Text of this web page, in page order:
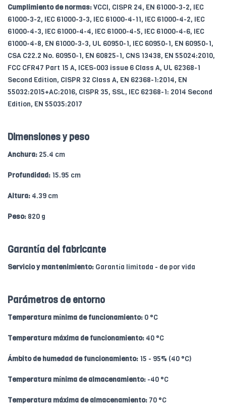
Cumplimiento de normas:VCCI, CISPR 24, EN 61000-3-2, IEC
61000-3-2, IEC 61000-3-3, IEC 61000-4-11, IEC 61000-4-2, IEC
61000-4-3, IEC 61000-4-4, IEC 61000-4-5, IEC 61000-4-6, IEC
61000-4-8, EN 61000-3-3, UL 60950-1, IEC 60950-1, EN 60950-1,
CSA C22.2 No. 60950-1, EN 60825-1, CNS 13438, EN 55024:2010,
FCC CFR47 Part 15 A, ICES-003 issue 6 Class A, UL 62368-1
Second Edition, CISPR 32 Class A, EN 62368-1:2014, EN
55032:2015+AC:2016, CISPR 35, SSL, IEC 62368-1: 2014 Second
Edition, EN 55035:2017
Dimensiones y peso
Anchura: 25.4 cm
Profundidad: 15.95 cm
Altura: 4.39 cm
Peso: 820 g
Garantía del fabricante
Servicio y mantenimiento: Garantía limitada - de por vida
Parámetros de entorno
Temperatura mínima de funcionamiento: 0 °C
Temperatura máxima de funcionamiento: 40 °C
Ámbito de humedad de funcionamiento: 15 - 95% (40 °C)
Temperatura mínima de almacenamiento: -40 °C
Temperatura máxima de almacenamiento: 70 °C